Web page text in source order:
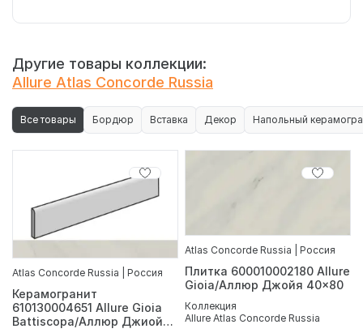
Другие товары коллекции:
Allure Atlas Concorde Russia
Все товары Бордюр Вставка Декор Напольный
Atlas Concorde Russia | Россия
Керамогранит
610130004651 Allure Gioia
Battiscopa/Аллюр Джиойя
Atlas Concorde Russia | Россия
Плитка 600010002180 Allure
Gioia/Аллюр Джойя 40x80
Коллекция
Allure Atlas Concorde Russia